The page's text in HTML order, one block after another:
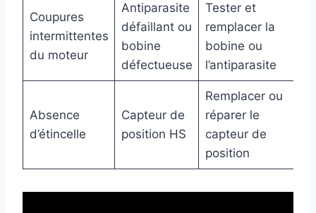
Coupures
intermittentes
du moteur
Antiparasite
défaillant ou
bobine
défectueuse
Tester et
remplacer la
bobine ou
l’antiparasite
Absence
d’étincelle
Capteur de
position HS
Remplacer ou
réparer le
capteur de
position